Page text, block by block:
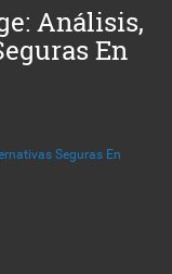
Análisis,
En
Seguras En